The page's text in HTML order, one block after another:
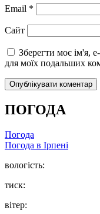
Email *
Сайт
Зберегти моє ім'я,
для моїх подальших
ПОГОДА
Погода
Погода в Ірпені
вологість:
тиск:
вітер: